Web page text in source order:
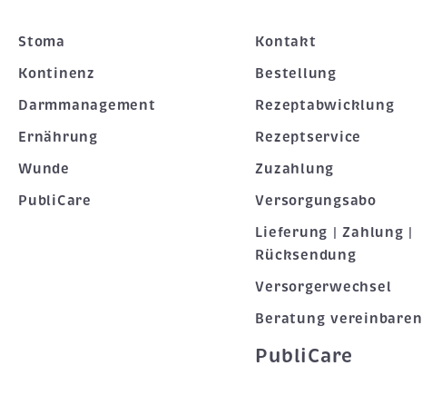
Stoma
Kontinenz
Darmmanagement
Ernährung
Wunde
PubliCare
Kontakt
Bestellung
Rezeptabwicklung
Rezeptservice
Zuzahlung
Versorgungsabo
Lieferung | Zahlung |
Rücksendung
Versorgerwechsel
Beratung vereinbaren
PubliCare